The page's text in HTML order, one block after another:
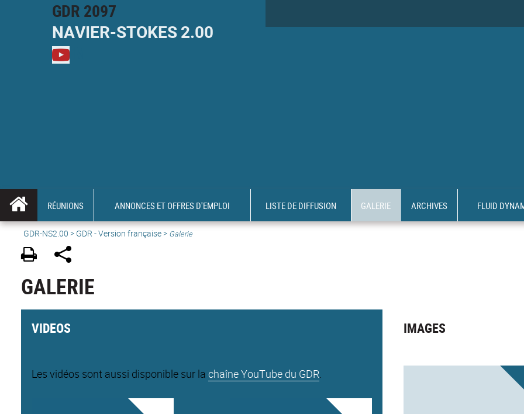
GDR 2097
NAVIER-STOKES2.00
RÉUNIONS ANNONCES ET OFFRES D'EMPLOI LISTE DE DIFFUSION GALERIE ARCHIVES FLUID
GDR-NS2.00 > GDR - Version française> Galerie
GALERIE
VIDEOS
Les vidéos sont aussi disponible sur la chaîne YouTube du GDR.
IMAGES